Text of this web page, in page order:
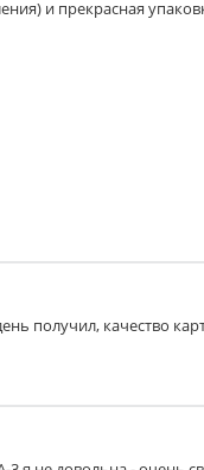
и прекрасная
получил, качество